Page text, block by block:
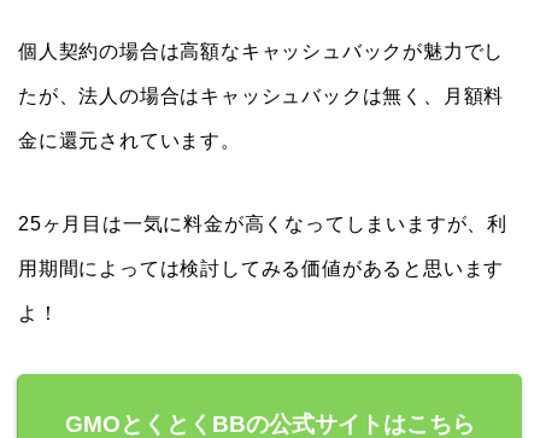
個人契約の場合は高額なキャッシュバックが魅力でし
たが、法人の場合はキャッシュバックは無く、月額料
金に還元されています。
25ヶ月目は一気に料金が高くなってしまいますが、利
用期間によっては検討してみる価値があると思います
よ！
GMOとくとくBBの公式サイトはこちら